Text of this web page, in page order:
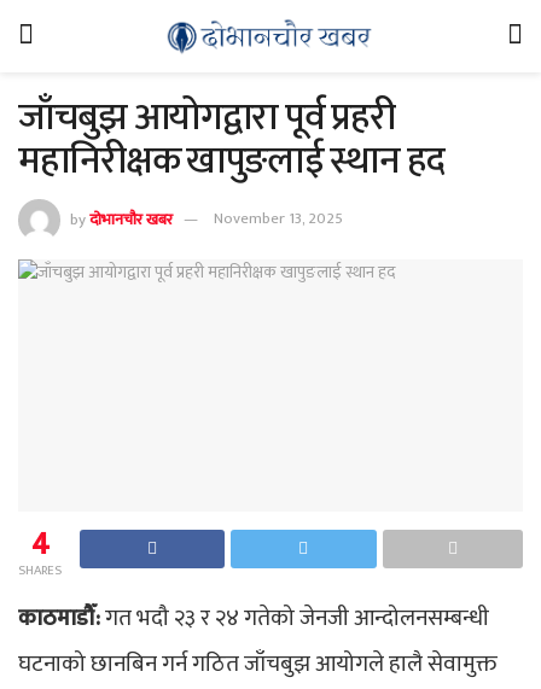
जाँचबुझ आयोगद्वारा पूर्व प्रहरी
महानिरीक्षक खापुङलाई स्थान हद
byदोभानचौर खबर November 13, 2025
4
SHARES
काठमाडौँ:गत भदौ २३ र २४ गतेको जेनजी आन्दोलनसम्बन्धी
घटनाको छानबिन गर्न गठित जाँचबुझ आयोगले हालै सेवामुक्त